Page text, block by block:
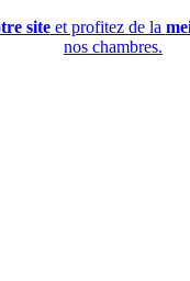
siteet profitez de la
nos chambres.